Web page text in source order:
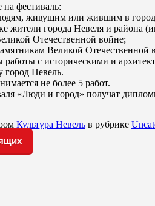
фестиваль:
живущим или жившим в
жители города Невеля и района
Отечественной войне;
Великой Отечественной
работы с историческими и
город Невель.
не более 5 работ.
«Люди и город» получат
Культура Невель в рубрике